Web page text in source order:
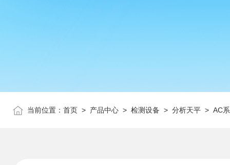
当前位置： 首页 > 产品中心 > 检测设备 > 分析天平 > AC